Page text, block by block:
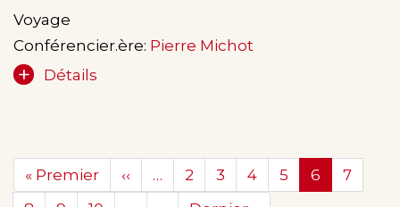
Voyage
Conférencier.ère: Pierre Michot
Détails
Pagination
Première
page
« Premier
Page
précédente
‹‹ … Page
2 Page
3 Page
4 Page
5
Page
courante
6 Page
7